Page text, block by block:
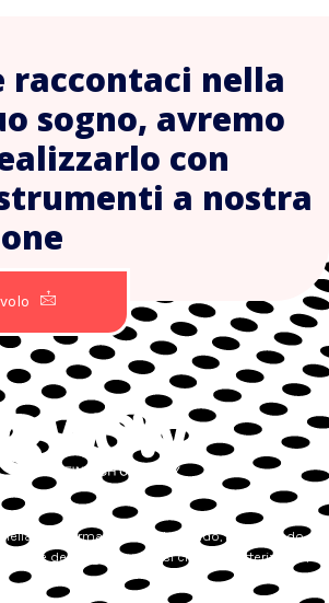
raccontaci nella
sogno, avremo
con
a nostra
loro forma digitale studiando, progettando e
dei singoli processi che la caratterizzano,